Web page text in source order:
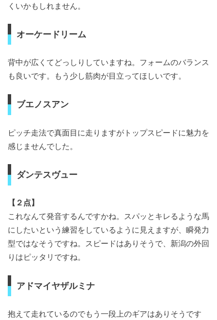
くいかもしれません。
オーケードリーム
背中が広くてどっしりしていますね。フォームのバランス
も良いです。もう少し筋肉が目立ってほしいです。
ブエノスアン
ピッチ走法で真面目に走りますがトップスピードに魅力を
感じませんでした。
ダンテスヴュー
【２点】
これなんて発音するんですかね。スパッとキレるような馬
にしたいという練習をしているように見えますが、瞬発力
型ではなそうですね。スピードはありそうで、新潟の外回
りはピッタリですね。
アドマイヤザルミナ
抱えて走れているのでもう一段上のギアはありそうです